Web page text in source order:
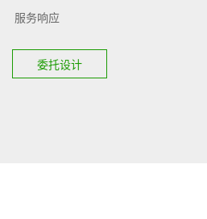
服务响应
委托设计